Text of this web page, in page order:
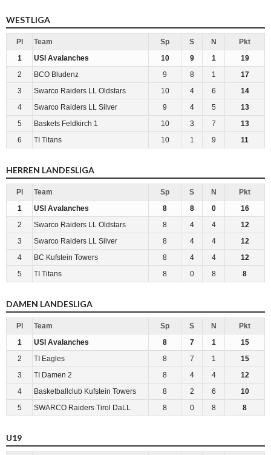
WESTLIGA
Pl Team Sp S N
Pkt
1
USI Avalanches 10 9 1
19
2
BCO Bludenz 9 8 1
17
3
Swarco Raiders LL Oldstars 10 4 6
14
4
Swarco Raiders LL Silver 9 4 5
13
5
Baskets Feldkirch 1 10 3 7
13
6
TI Titans 10 1 9 11
HERREN LANDESLIGA
Pl Team Sp S N
Pkt
1
USI Avalanches 8 8 0
16
2
Swarco Raiders LL Oldstars 8 4 4
12
3
Swarco Raiders LL Silver 8 4 4
12
4
BC Kufstein Towers 8 4 4
12
5
TI Titans 8 0 8 8
DAMEN LANDESLIGA
Pl Team Sp S N
Pkt
1
USI Avalanches 8 7 1
15
2
TI Eagles 8 7 1
15
3
TI Damen 2 8 4 4
12
4
Basketballclub Kufstein Towers 8 2 6
10
5
SWARCO Raiders Tirol DaLL 8 0 8 8
U19